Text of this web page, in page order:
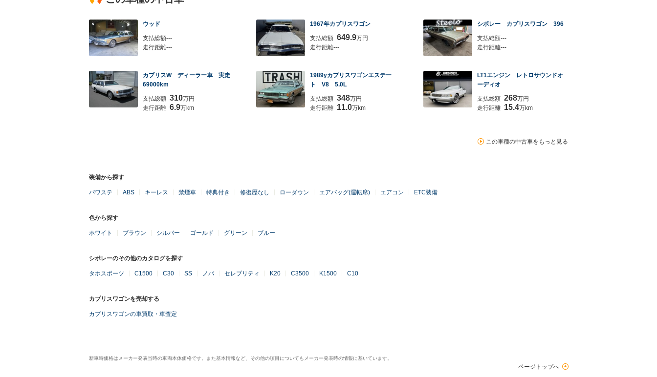
ウッド
支払総額---
走行距離---
1967年カプリスワゴン
支払総額 649.9万円
走行距離---
シボレー カプリスワゴン 396
支払総額---
走行距離---
カプリスW ディーラー車 実走
69000km
支払総額 310万円
走行距離 6.9万km
1989yカプリスワゴンエステー
ト V8 5.0L
支払総額 348万円
走行距離 11.0万km
LT1エンジン レトロサウンドオ
ーディオ
支払総額 268万円
走行距離 15.4万km
この車種の中古車をもっと見る
装備から探す
パワステ ABS キーレス 禁煙車 特典付き 修復歴なし ローダウン エアバッグ(運転席) エアコン ETC装備
色から探す
ホワイト ブラウン シルバー ゴールド グリーン ブルー
シボレーのその他のカタログを探す
タホスポーツ C1500 C30 SS ノバ セレブリティ K20 C3500 K1500 C10
カプリスワゴンを売却する
カプリスワゴンの車買取・車査定
新車時価格はメーカー発表当時の車両本体価格です。また基本情報など、その他の項目についてもメーカー発表時の情報に基いています。
ページトップへ